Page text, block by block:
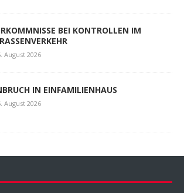
BEI KONTROLLEN IM
August 2026
IN EINFAMILIENHAUS
August 2026